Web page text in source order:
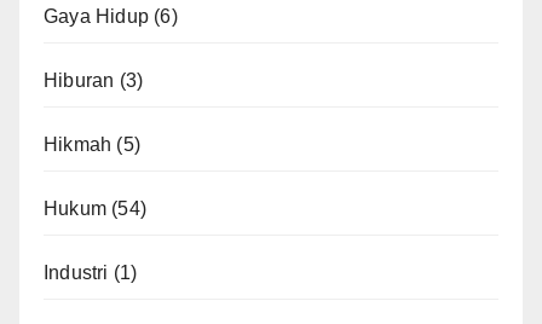
Gaya Hidup (6)
Hiburan (3)
Hikmah (5)
Hukum (54)
Industri (1)